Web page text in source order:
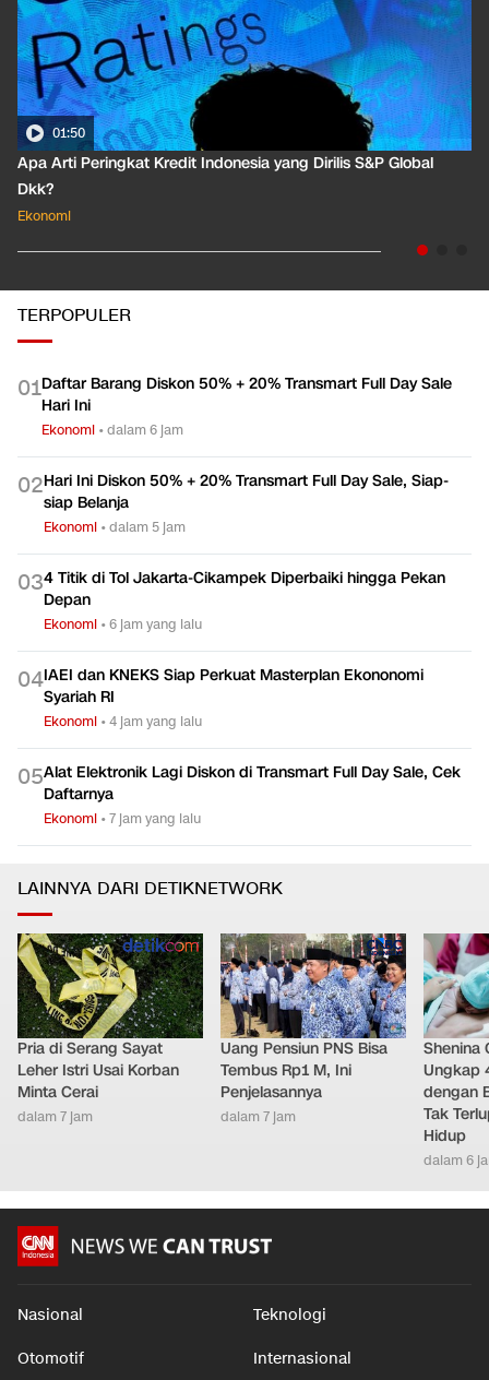
01:50
Apa Arti Peringkat Kredit Indonesia yang Dirilis S&P Global
Dkk?
Ekonomi
TERPOPULER
01Daftar Barang Diskon 50% + 20% Transmart Full Day Sale
Hari Ini
Ekonomi •dalam 6 jam
02Hari Ini Diskon 50% + 20% Transmart Full Day Sale, Siap-
siap Belanja
Ekonomi •dalam 5 jam
034 Titik di Tol Jakarta-Cikampek Diperbaiki hingga Pekan
Depan
Ekonomi •6 jam yang lalu
04IAEI dan KNEKS Siap Perkuat Masterplan Ekononomi
Syariah RI
Ekonomi •4 jam yang lalu
05Alat Elektronik Lagi Diskon di Transmart Full Day Sale, Cek
Daftarnya
Ekonomi •7 jam yang lalu
LAINNYA DARI DETIKNETWORK
Pria di Serang Sayat
Leher Istri Usai Korban
Minta Cerai
dalam 7 jam
Uang Pensiun PNS Bisa
Tembus Rp1 M, Ini
Penjelasannya
dalam 7 jam
Shenina
Ungkap
dengan
Tak
Hidup
dalam 6
Nasional Teknologi
Otomotif Internasional